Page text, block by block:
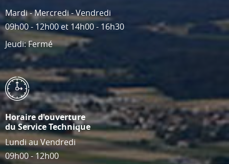
Mardi - Mercredi - Vendredi
09h00 - 12h00 et 14h00 - 16h30
Jeudi: Fermé
Horaire d'ouverture
du Service Technique
Lundi au Vendredi
09h00 - 12h00